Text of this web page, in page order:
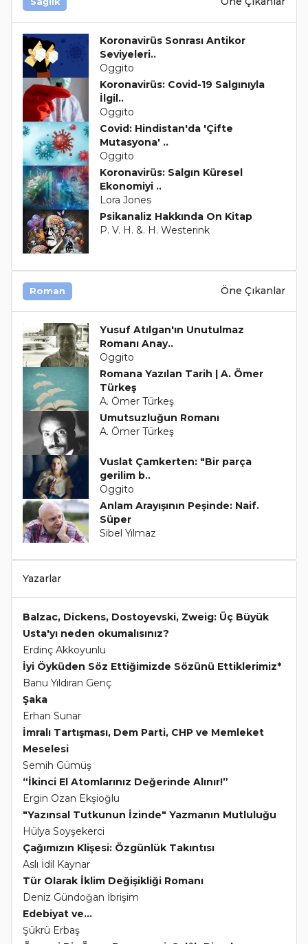
Koronavirüs Sonrası Antikor
Seviyeleri..
Oggito
Koronavirüs: Covid-19 Salgınıyla
İlgil..
Oggito
Covid: Hindistan'da 'Çifte
Mutasyona' ..
Oggito
Koronavirüs: Salgın Küresel
Ekonomiyi ..
Lora Jones
Psikanaliz Hakkında On Kitap
P. V. H. &. H. Westerink
Roman Öne Çıkanlar
Yusuf Atılgan'ın Unutulmaz
Romanı Anay..
Oggito
Romana Yazılan Tarih | A. Ömer
Türkeş
A. Ömer Türkeş
Umutsuzluğun Romanı
A. Ömer Türkeş
Vuslat Çamkerten: "Bir parça
gerilim b..
Oggito
Anlam Arayışının Peşinde: Naif.
Süper
Sibel Yılmaz
Yazarlar
Balzac, Dickens, Dostoyevski, Zweig: Üç Büyük
Usta'yı neden okumalısınız?
Erdinç Akkoyunlu
İyi Öyküden Söz Ettiğimizde Sözünü Ettiklerimiz*
Banu Yıldıran Genç
Şaka
Erhan Sunar
İmralı Tartışması, Dem Parti, CHP ve Memleket
Meselesi
Semih Gümüş
“İkinci El Atomlarınız Değerinde Alınır!”
Ergin Ozan Ekşioğlu
"Yazınsal Tutkunun İzinde" Yazmanın Mutluluğu
Hülya Soyşekerci
Çağımızın Klişesi: Özgünlük Takıntısı
Aslı İdil Kaynar
Tür Olarak İklim Değişikliği Romanı
Deniz Gündoğan İbrişim
Edebiyat ve...
Şükrü Erbaş